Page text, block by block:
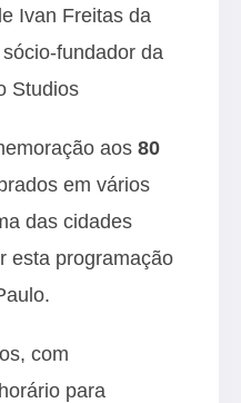
Ivan Freitas da
fundador da
Studios
aos 80
em vários
das cidades
esta programação
com
para